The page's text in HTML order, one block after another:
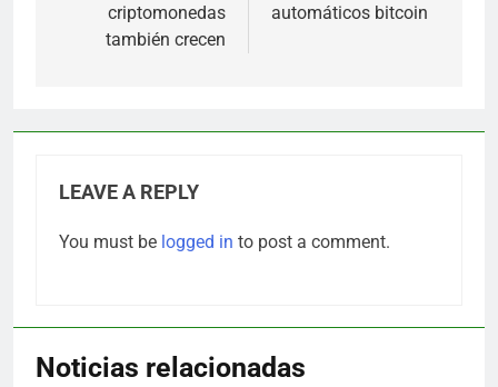
criptomonedas
también crecen
automáticos bitcoin
LEAVE A REPLY
You must be logged in to post a comment.
Noticias relacionadas